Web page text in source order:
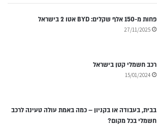
פחות מ-150 אלף שקלים: BYD אטו 2 בישראל
27/11/2025
רכב חשמלי קטן בישראל
15/01/2024
בבית, בעבודה או בקניון – כמה באמת עולה טעינה לרכב
חשמלי בכל מקום?